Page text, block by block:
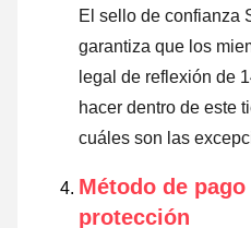
El sello de confianza
garantiza que los
legal de reflexión de
hacer dentro de este
cuáles son las
Método de
protección